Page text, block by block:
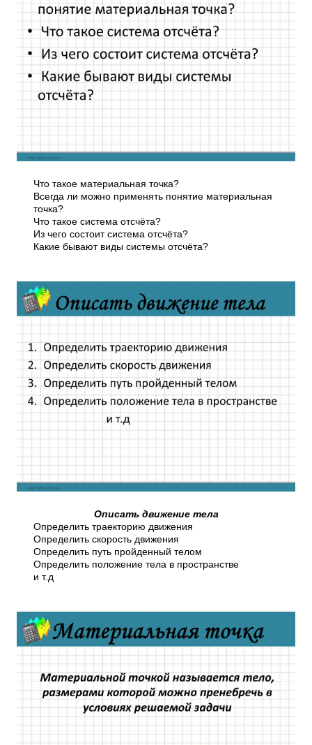
Что такое материальная точка?
Всегда ли можно применять понятие материальная
точка?
Что такое система отсчёта?
Из чего состоит система отсчёта?
Какие бывают виды системы отсчёта?
Описать движение тела
Определить траекторию движения
Определить скорость движения
Определить путь пройденный телом
Определить положение тела в пространстве
и т.д